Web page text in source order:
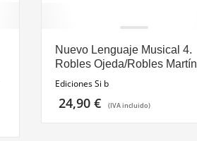
Nuevo Lenguaje Musical 4.
Robles Ojeda/Robles Martín
Ediciones Si b
24,90€ (IVA incluido)